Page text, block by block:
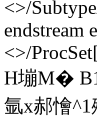
<>/
endstream
<>/
H塴M�
氩x郝懀